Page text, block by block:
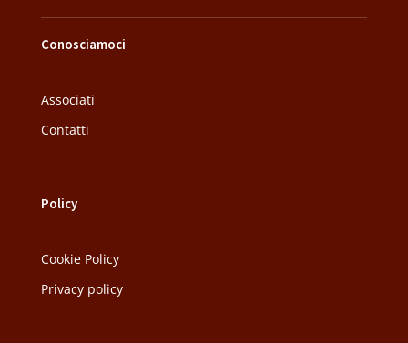
Conosciamoci
Associati
Contatti
Policy
Cookie Policy
Privacy policy